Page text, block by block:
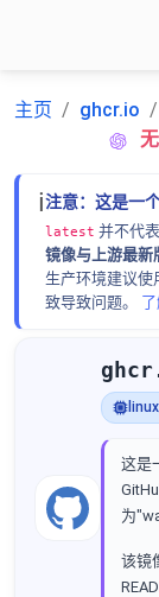
主页 ghcr.io
ℹ️注意：这是一
latest 并不代
镜像与上游最新
生产环境建议使
致导致问题。
这是
为
该镜